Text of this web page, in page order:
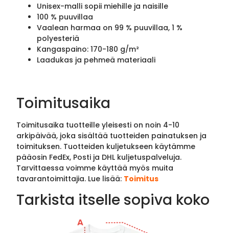
Unisex-malli sopii miehille ja naisille
100 % puuvillaa
Vaalean harmaa on 99 % puuvillaa, 1 %
polyesteriä
Kangaspaino: 170-180 g/m²
Laadukas ja pehmeä materiaali
Toimitusaika
Toimitusaika tuotteille yleisesti on noin 4-10
arkipäivää, joka sisältää tuotteiden painatuksen ja
toimituksen. Tuotteiden kuljetukseen käytämme
pääosin FedEx, Posti ja DHL kuljetuspalveluja.
Tarvittaessa voimme käyttää myös muita
tavarantoimittajia. Lue lisää: Toimitus
Tarkista itselle sopiva koko